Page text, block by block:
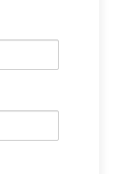
von